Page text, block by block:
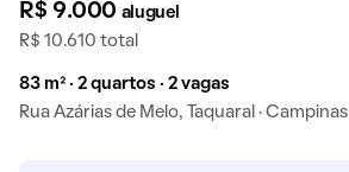
R$ 9.000 aluguel
R$ 10.610 total
83 m² · 2 quartos · 2 vagas
Rua Azárias de Melo, Taquaral · Campinas